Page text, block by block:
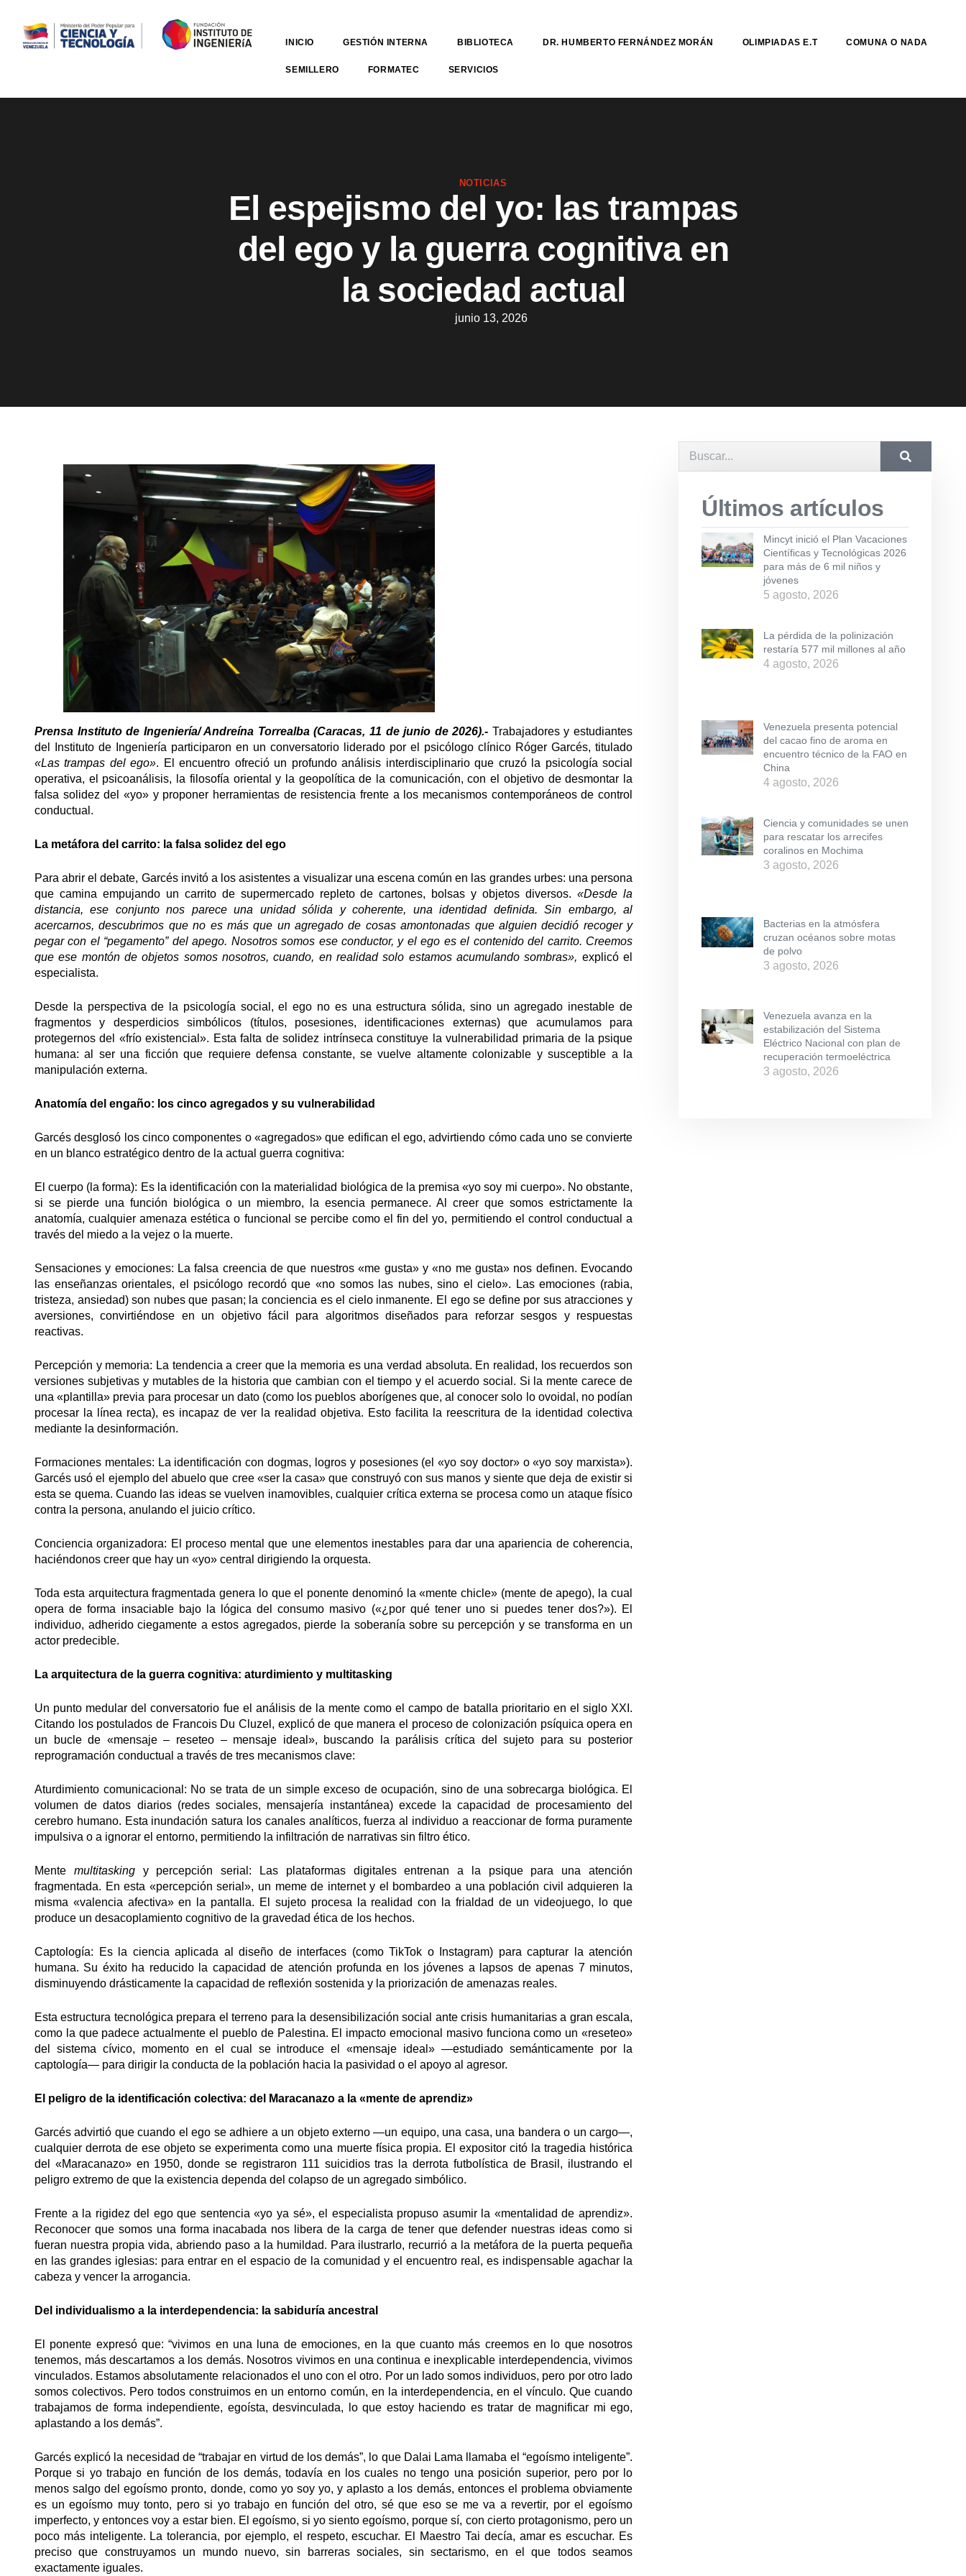
INICIO GESTIÓN INTERNA BIBLIOTECA DR. HUMBERTO FERNÁNDEZ MORÁN OLIMPIADAS E.T COMUNA O NADA
SEMILLERO FORMATEC SERVICIOS
NOTICIAS
El espejismo del yo: las trampas
del ego y la guerra cognitiva en
la sociedad actual
junio 13, 2026
Prensa Instituto de Ingeniería/ Andreína Torrealba (Caracas, 11 de junio de 2026).- Trabajadores y estudiantes
del Instituto de Ingeniería participaron en un conversatorio liderado por el psicólogo clínico Róger Garcés, titulado
«Las trampas del ego». El encuentro ofreció un profundo análisis interdisciplinario que cruzó la psicología social
operativa, el psicoanálisis, la filosofía oriental y la geopolítica de la comunicación, con el objetivo de desmontar la
falsa solidez del «yo» y proponer herramientas de resistencia frente a los mecanismos contemporáneos de control
conductual.
La metáfora del carrito: la falsa solidez del ego
Para abrir el debate, Garcés invitó a los asistentes a visualizar una escena común en las grandes urbes: una persona
que camina empujando un carrito de supermercado repleto de cartones, bolsas y objetos diversos.«Desde la
distancia, ese conjunto nos parece una unidad sólida y coherente, una identidad definida. Sin embargo, al
acercarnos, descubrimos que no es más que un agregado de cosas amontonadas que alguien decidió recoger y
pegar con el “pegamento” del apego. Nosotros somos ese conductor, y el ego es el contenido del carrito. Creemos
que ese montón de objetos somos nosotros, cuando, en realidad solo estamos acumulando sombras», explicó el
especialista.
Desde la perspectiva de la psicología social, el ego no es una estructura sólida, sino un agregado inestable de
fragmentos y desperdicios simbólicos (títulos, posesiones, identificaciones externas) que acumulamos para
protegernos del «frío existencial». Esta falta de solidez intrínseca constituye la vulnerabilidad primaria de la psique
humana: al ser una ficción que requiere defensa constante, se vuelve altamente colonizable y susceptible a la
manipulación externa.
Anatomía del engaño: los cinco agregados y su vulnerabilidad
Garcés desglosó los cinco componentes o «agregados» que edifican el ego, advirtiendo cómo cada uno se convierte
en un blanco estratégico dentro de la actual guerra cognitiva:
El cuerpo (la forma): Es la identificación con la materialidad biológica de la premisa «yo soy mi cuerpo». No obstante,
si se pierde una función biológica o un miembro, la esencia permanece. Al creer que somos estrictamente la
anatomía, cualquier amenaza estética o funcional se percibe como el fin del yo, permitiendo el control conductual a
través del miedo a la vejez o la muerte.
Sensaciones y emociones: La falsa creencia de que nuestros «me gusta» y «no me gusta» nos definen. Evocando
las enseñanzas orientales, el psicólogo recordó que «no somos las nubes, sino el cielo». Las emociones (rabia,
tristeza, ansiedad) son nubes que pasan; la conciencia es el cielo inmanente. El ego se define por sus atracciones y
aversiones, convirtiéndose en un objetivo fácil para algoritmos diseñados para reforzar sesgos y respuestas
reactivas.
Percepción y memoria: La tendencia a creer que la memoria es una verdad absoluta. En realidad, los recuerdos son
versiones subjetivas y mutables de la historia que cambian con el tiempo y el acuerdo social. Si la mente carece de
una «plantilla» previa para procesar un dato (como los pueblos aborígenes que, al conocer solo lo ovoidal, no podían
procesar la línea recta), es incapaz de ver la realidad objetiva. Esto facilita la reescritura de la identidad colectiva
mediante la desinformación.
Formaciones mentales: La identificación con dogmas, logros y posesiones (el «yo soy doctor» o «yo soy marxista»).
Garcés usó el ejemplo del abuelo que cree «ser la casa» que construyó con sus manos y siente que deja de existir si
esta se quema. Cuando las ideas se vuelven inamovibles, cualquier crítica externa se procesa como un ataque físico
contra la persona, anulando el juicio crítico.
Conciencia organizadora: El proceso mental que une elementos inestables para dar una apariencia de coherencia,
haciéndonos creer que hay un «yo» central dirigiendo la orquesta.
Toda esta arquitectura fragmentada genera lo que el ponente denominó la «mente chicle» (mente de apego), la cual
opera de forma insaciable bajo la lógica del consumo masivo («¿por qué tener uno si puedes tener dos?»). El
individuo, adherido ciegamente a estos agregados, pierde la soberanía sobre su percepción y se transforma en un
actor predecible.
La arquitectura de la guerra cognitiva: aturdimiento y multitasking
Un punto medular del conversatorio fue el análisis de la mente como el campo de batalla prioritario en el siglo XXI.
Citando los postulados de Francois Du Cluzel, explicó de que manera el proceso de colonización psíquica opera en
un bucle de «mensaje – reseteo – mensaje ideal», buscando la parálisis crítica del sujeto para su posterior
reprogramación conductual a través de tres mecanismos clave:
Aturdimiento comunicacional: No se trata de un simple exceso de ocupación, sino de una sobrecarga biológica. El
volumen de datos diarios (redes sociales, mensajería instantánea) excede la capacidad de procesamiento del
cerebro humano. Esta inundación satura los canales analíticos, fuerza al individuo a reaccionar de forma puramente
impulsiva o a ignorar el entorno, permitiendo la infiltración de narrativas sin filtro ético.
Mente multitaskingy percepción serial: Las plataformas digitales entrenan a la psique para una atención
fragmentada. En esta «percepción serial», un meme de internet y el bombardeo a una población civil adquieren la
misma «valencia afectiva» en la pantalla. El sujeto procesa la realidad con la frialdad de un videojuego, lo que
produce un desacoplamiento cognitivo de la gravedad ética de los hechos.
Captología: Es la ciencia aplicada al diseño de interfaces (como TikTok o Instagram) para capturar la atención
humana. Su éxito ha reducido la capacidad de atención profunda en los jóvenes a lapsos de apenas 7 minutos,
disminuyendo drásticamente la capacidad de reflexión sostenida y la priorización de amenazas reales.
Esta estructura tecnológica prepara el terreno para la desensibilización social ante crisis humanitarias a gran escala,
como la que padece actualmente el pueblo de Palestina. El impacto emocional masivo funciona como un «reseteo»
del sistema cívico, momento en el cual se introduce el «mensaje ideal» —estudiado semánticamente por la
captología— para dirigir la conducta de la población hacia la pasividad o el apoyo al agresor.
El peligro de la identificación colectiva: del Maracanazo a la «mente de aprendiz»
Garcés advirtió que cuando el ego se adhiere a un objeto externo —un equipo, una casa, una bandera o un cargo—,
cualquier derrota de ese objeto se experimenta como una muerte física propia. El expositor citó la tragedia histórica
del «Maracanazo» en 1950, donde se registraron 111 suicidios tras la derrota futbolística de Brasil, ilustrando el
peligro extremo de que la existencia dependa del colapso de un agregado simbólico.
Frente a la rigidez del ego que sentencia «yo ya sé», el especialista propuso asumir la «mentalidad de aprendiz».
Reconocer que somos una forma inacabada nos libera de la carga de tener que defender nuestras ideas como si
fueran nuestra propia vida, abriendo paso a la humildad. Para ilustrarlo, recurrió a la metáfora de la puerta pequeña
en las grandes iglesias: para entrar en el espacio de la comunidad y el encuentro real, es indispensable agachar la
cabeza y vencer la arrogancia.
Del individualismo a la interdependencia: la sabiduría ancestral
El ponente expresó que: “vivimos en una luna de emociones, en la que cuanto más creemos en lo que nosotros
tenemos, más descartamos a los demás. Nosotros vivimos en una continua e inexplicable interdependencia, vivimos
vinculados. Estamos absolutamente relacionados el uno con el otro. Por un lado somos individuos, pero por otro lado
somos colectivos. Pero todos construimos en un entorno común, en la interdependencia, en el vínculo. Que cuando
trabajamos de forma independiente, egoísta, desvinculada, lo que estoy haciendo es tratar de magnificar mi ego,
aplastando a los demás”.
Garcés explicó la necesidad de “trabajar en virtud de los demás”, lo que Dalai Lama llamaba el “egoísmo inteligente”.
Porque si yo trabajo en función de los demás, todavía en los cuales no tengo una posición superior, pero por lo
menos salgo del egoísmo pronto, donde, como yo soy yo, y aplasto a los demás, entonces el problema obviamente
es un egoísmo muy tonto, pero si yo trabajo en función del otro, sé que eso se me va a revertir, por el egoísmo
imperfecto, y entonces voy a estar bien. El egoísmo, si yo siento egoísmo, porque sí, con cierto protagonismo, pero un
poco más inteligente. La tolerancia, por ejemplo, el respeto, escuchar. El Maestro Tai decía, amar es escuchar. Es
preciso que construyamos un mundo nuevo, sin barreras sociales, sin sectarismo, en el que todos seamos
exactamente iguales.
Últimos artículos
Mincyt inició el Plan Vacaciones
Científicas y Tecnológicas 2026
para más de 6 mil niños y
jóvenes
5 agosto, 2026
La pérdida de la polinización
restaría 577 mil millones al año
4 agosto, 2026
Venezuela presenta potencial
del cacao fino de aroma en
encuentro técnico de la FAO en
China
4 agosto, 2026
Ciencia y comunidades se unen
para rescatar los arrecifes
coralinos en Mochima
3 agosto, 2026
Bacterias en la atmósfera
cruzan océanos sobre motas
de polvo
3 agosto, 2026
Venezuela avanza en la
estabilización del Sistema
Eléctrico Nacional con plan de
recuperación termoeléctrica
3 agosto, 2026